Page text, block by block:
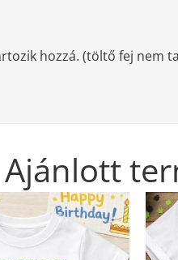
hozzá. (töltő fej nem
Ajánlott